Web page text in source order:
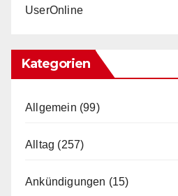
UserOnline
Kategorien
Allgemein (99)
Alltag (257)
Ankündigungen (15)